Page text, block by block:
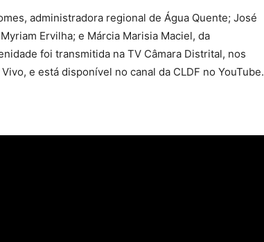
administradora regional de Água Quente; José
Ervilha; e Márcia Marisia Maciel, da
foi transmitida na TV Câmara Distrital, nos
e está disponível no canal da CLDF no YouTube.